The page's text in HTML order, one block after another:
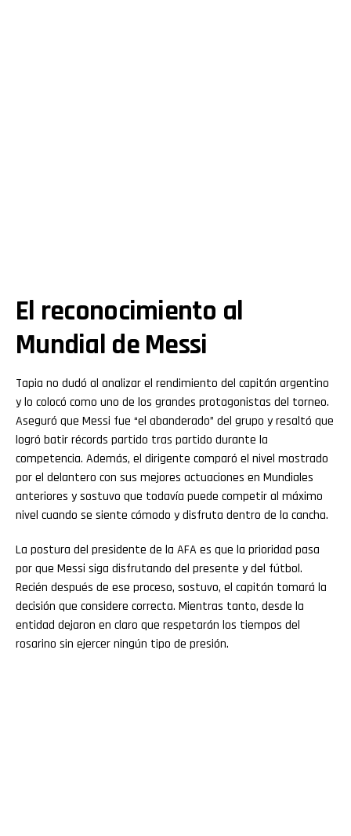
El reconocimiento al
Mundial de Messi
Tapia no dudó al analizar el rendimiento del capitán argentino
y lo colocó como uno de los grandes protagonistas del torneo.
Aseguró que Messi fue “el abanderado” del grupo y resaltó que
logró batir récords partido tras partido durante la
competencia. Además, el dirigente comparó el nivel mostrado
por el delantero con sus mejores actuaciones en Mundiales
anteriores y sostuvo que todavía puede competir al máximo
nivel cuando se siente cómodo y disfruta dentro de la cancha.
La postura del presidente de la AFA es que la prioridad pasa
por que Messi siga disfrutando del presente y del fútbol.
Recién después de ese proceso, sostuvo, el capitán tomará la
decisión que considere correcta. Mientras tanto, desde la
entidad dejaron en claro que respetarán los tiempos del
rosarino sin ejercer ningún tipo de presión.